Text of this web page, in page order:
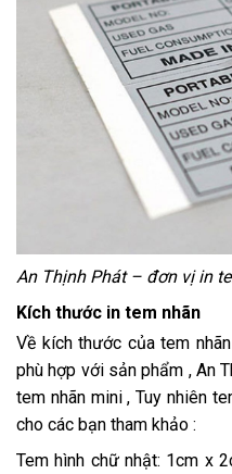
An Thịnh Phát – đơn vị in
Kích thước in tem nhãn
Về kích thước của tem
phù hợp với sản phẩm , An
tem nhãn mini , Tuy nhiên
cho các bạn tham khảo :
Tem hình chữ nhật: 1cm x